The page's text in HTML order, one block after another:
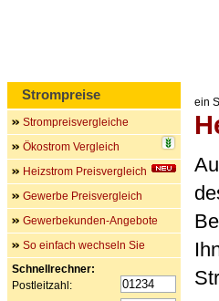
ein
Strompreise
Strompreisvergleiche
Ökostrom Vergleich
Heizstrom Preisvergleich
Gewerbe Preisvergleich
Gewerbekunden-Angebote
So einfach wechseln Sie
Schnellrechner:
Postleitzahl: